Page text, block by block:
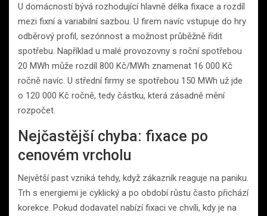
U domácností bývá rozhodující hlavně délka fixace a rozdíl
mezi fixní a variabilní sazbou. U firem navíc vstupuje do hry
odběrový profil, sezónnost a možnost průběžně řídit
spotřebu. Například u malé provozovny s roční spotřebou
20 MWh může rozdíl 800 Kč/MWh znamenat 16 000 Kč
ročně navíc. U střední firmy se spotřebou 150 MWh už jde
o 120 000 Kč ročně, tedy částku, která zásadně mění
rozpočet.
Nejčastější chyba: fixace po
cenovém vrcholu
Největší past vzniká tehdy, když zákazník reaguje na paniku.
Trh s energiemi je cyklický a po období růstu často přichází
korekce. Pokud dodavatel nabízí fixaci ve chvíli, kdy je na